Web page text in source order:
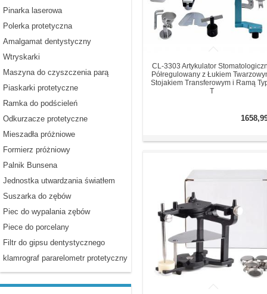
Pinarka laserowa
Polerka protetyczna
Amalgamat dentystyczny
Wtryskarki
Maszyna do czyszczenia parą
Piaskarki protetyczne
Ramka do podścieleń
Odkurzacze protetyczne
Mieszadła próżniowe
Formierz próżniowy
Palnik Bunsena
Jednostka utwardzania światłem
Suszarka do zębów
Piec do wypalania zębów
Piece do porcelany
Filtr do gipsu dentystycznego
klamrograf pararelometr protetyczny
CL-3303 Artykulator
Półregulowany z Łukiem
Stojakiem Transferowym i Ramą
T